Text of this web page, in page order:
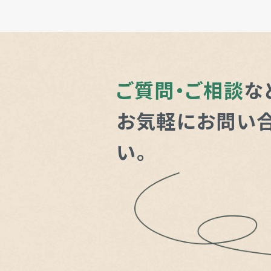
ご質問・ご相談な
お気軽にお問い
い。